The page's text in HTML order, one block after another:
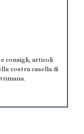
consigli, articoli
vostra casella di